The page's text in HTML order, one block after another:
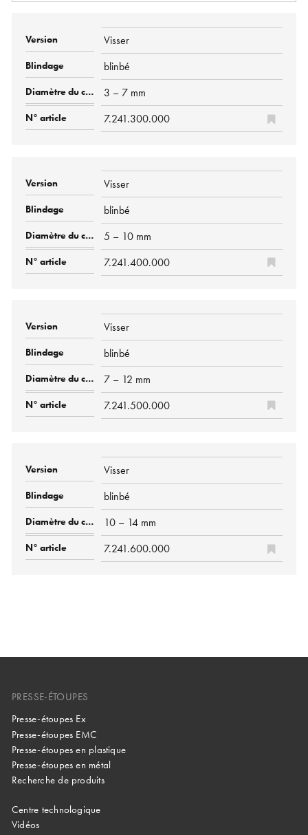
Visser
blinbé
3 – 7 mm
7.241.300.000
Visser
blinbé
5 – 10 mm
7.241.400.000
Visser
blinbé
7 – 12 mm
7.241.500.000
Visser
blinbé
10 – 14 mm
7.241.600.000
PRESSE-ÉTOUPES
Presse-étoupes Ex
Presse-étoupes EMC
Presse-étoupes en plastique
Presse-étoupes en métal
Recherche de produits
Centre technologique
Vidéos